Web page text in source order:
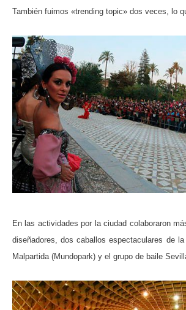
También fuimos «trending topic» dos veces, lo
En las actividades por la ciudad colaboraron
diseñadores, dos caballos espectaculares de
Malpartida (Mundopark) y el grupo de baile